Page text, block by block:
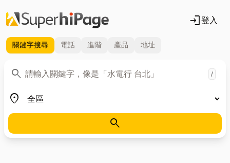
login登入
關鍵字搜尋 電話 進階 產品 地址
search
關鍵字 /
place
地區
search